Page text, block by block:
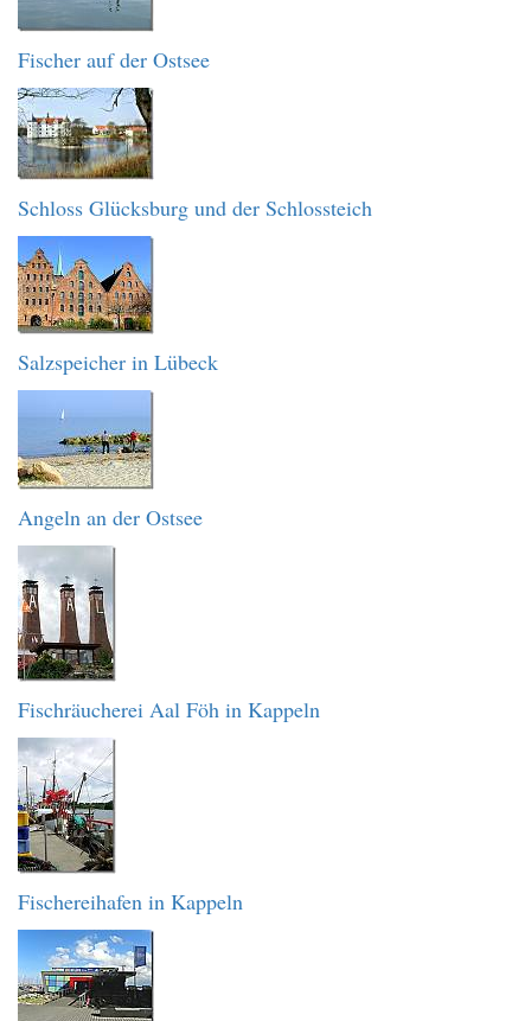
Fischer auf der Ostsee
Schloss Glücksburg und der Schlossteich
Salzspeicher in Lübeck
Angeln an der Ostsee
Fischräucherei Aal Föh in Kappeln
Fischereihafen in Kappeln